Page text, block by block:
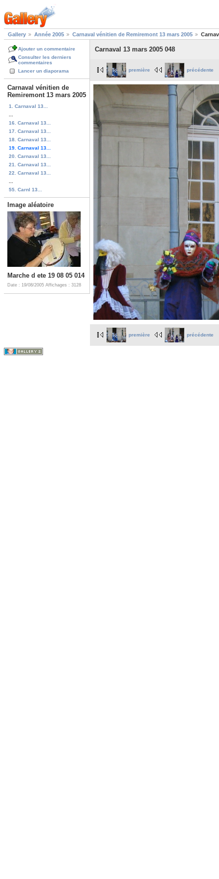
Gallery Année 2005 Carnaval vénitien de Remiremont 13 mars 2005
Ajouter un commentaire
Consulter les derniers
commentaires
Lancer un diaporama
Carnaval vénitien de
Remiremont 13 mars 2005
1. Carnaval 13...
16. Carnaval 13...
17. Carnaval 13...
18. Carnaval 13...
19. Carnaval 13...
20. Carnaval 13...
21. Carnaval 13...
22. Carnaval 13...
55. Carnl 13...
Image aléatoire
Marche d ete 19 08 05 014
Date : 19/08/2005 Affichages : 3128
Carnaval 13 mars 2005 048
première précédente
première précédente